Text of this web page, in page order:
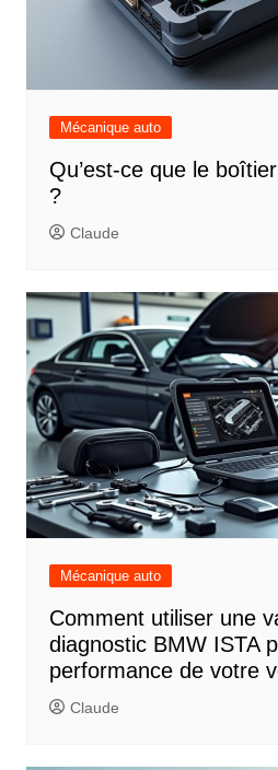
Mécanique auto
Qu’est-ce que le
?
Claude
Mécanique auto
Comment utiliser une
diagnostic BMW ISTA
performance de votre
Claude